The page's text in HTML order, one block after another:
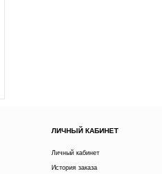
ЛИЧНЫЙ КАБИНЕТ
Личный кабинет
История заказа